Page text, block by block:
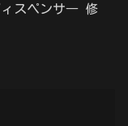
ィスペンサ― 修